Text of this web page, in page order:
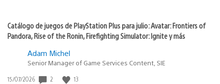
Catálogo de juegos de PlayStation Plus para julio: Avatar: Frontiers of
Pandora, Rise of the Ronin, Firefighting Simulator: Ignite y más
Adam Michel
Senior Manager of Game Services Content, SIE
Fecha
15/07/2026 2 13